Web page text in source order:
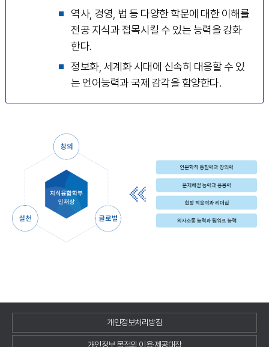
역사, 경영, 법 등 다양한 학문에 대한 이해를
전공 지식과 접목시킬 수 있는 능력을 강화
한다.
정보화, 세계화 시대에 신속히 대응할 수 있
는 언어능력과 국제 감각을 함양한다.
개인정보처리방침
개인정보 목적외 이용·제공대장